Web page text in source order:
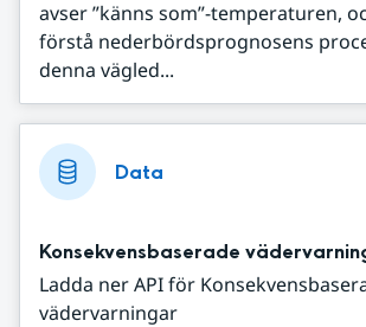
avser ”känns som”-temperaturen,
förstå nederbördsprognosens
denna vägled...
Data
Konsekvensbaserade
Ladda ner API för
vädervarningar